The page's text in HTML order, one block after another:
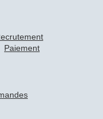
Paiement